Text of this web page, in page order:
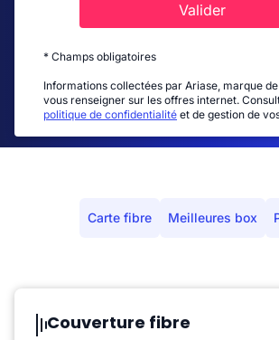
Valider
* Champs obligatoires
Informations collectées par Ariase, marque
vous renseigner sur les offres internet.
politique de confidentialité et de gestion de
Carte fibre Meilleures box
Couverture fibre